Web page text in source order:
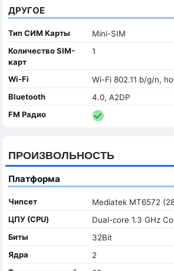
ДРУГОЕ
Тип СИМ Карты
Mini-SIM
Количество SIM-
карт
1
Wi-Fi
Wi-Fi 802.11 b/g/n,
Bluetooth
4.0, A2DP
FM Радио
ПРОИЗВОЛЬНОСТЬ
Платформа
Чипсет
Mediatek MT6572
ЦПУ (CPU)
Dual-core 1.3 GHz
Биты
32Bit
Ядра
2